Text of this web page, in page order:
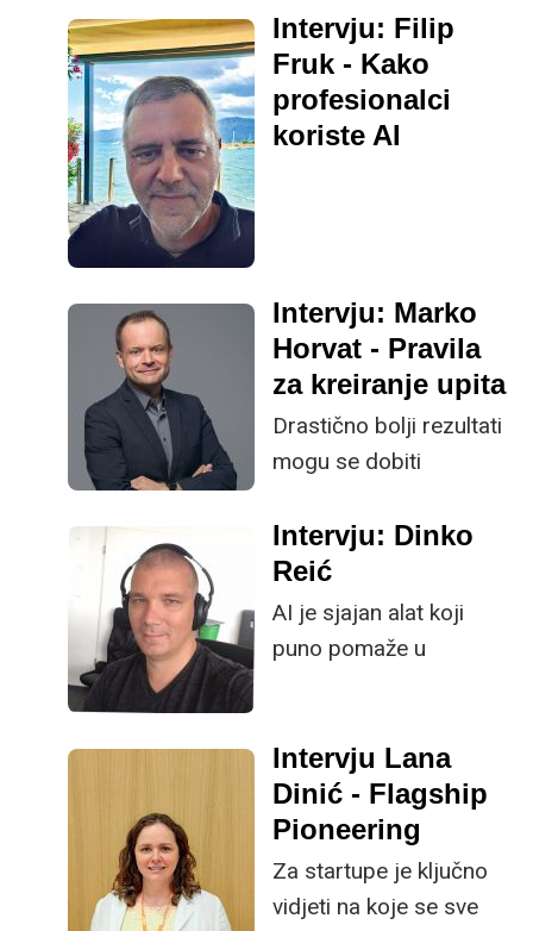
napada. Dosad su se mnoge prijevare u
konačnici često oslanjale na lakovjernost
pojedinaca. Ako neka ponuda
zvuči predobro da bi bila istinita, u pravilu to
i jest.
Intervju: Filip
Fruk - Kako
profesionalci
koriste AI
Intervju: Marko
Horvat - Pravila
za kreiranje upita
Drastično bolji rezultati
mogu se dobiti
JSON ili XML oznaka za
odvajanje elemenata u
ulaznom kontekstu i
upitu.
Intervju: Dinko
Reić
AI je sjajan alat koji
puno pomaže u
Također je odličan
tutor. Kada izgenerira
neki kod koji vam nije
jasan, pitajte ga da
objasni “zašto”.
Intervju Lana
Dinić - Flagship
Pioneering
Za startupe je ključno
vidjeti na koje se sve